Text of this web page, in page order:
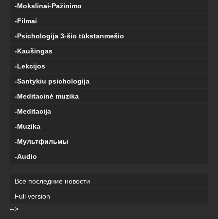
-Mokslinai-Pažinimo
-Filmai
-Psichologija 3-šio tūkstanmešio
-Kaušingas
-Lekcijos
-Santykiu psichologija
-Meditacinė muzika
-Meditacija
-Muzika
-Мультфильмы
-Audio
Все последние новости
Full version
-->